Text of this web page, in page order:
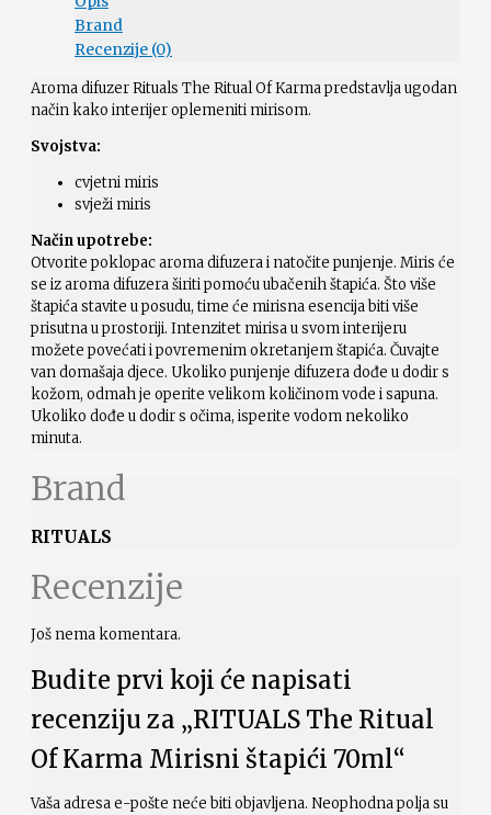
Brand
Recenzije (0)
Aroma difuzer Rituals The Ritual Of Karma predstavlja ugodan
način kako interijer oplemeniti mirisom.
Svojstva:
cvjetni miris
svježi miris
Način upotrebe:
Otvorite poklopac aroma difuzera i natočite punjenje. Miris će
se iz aroma difuzera širiti pomoću ubačenih štapića. Što više
štapića stavite u posudu, time će mirisna esencija biti više
prisutna u prostoriji. Intenzitet mirisa u svom interijeru
možete povećati i povremenim okretanjem štapića. Čuvajte
van domašaja djece. Ukoliko punjenje difuzera dođe u dodir s
kožom, odmah je operite velikom količinom vode i sapuna.
Ukoliko dođe u dodir s očima, isperite vodom nekoliko
minuta.
Brand
RITUALS
Recenzije
Još nema komentara.
Budite prvi koji će napisati
recenziju za „RITUALS The Ritual
Of Karma Mirisni štapići 70ml“
Vaša adresa e-pošte neće biti objavljena. Neophodna polja su